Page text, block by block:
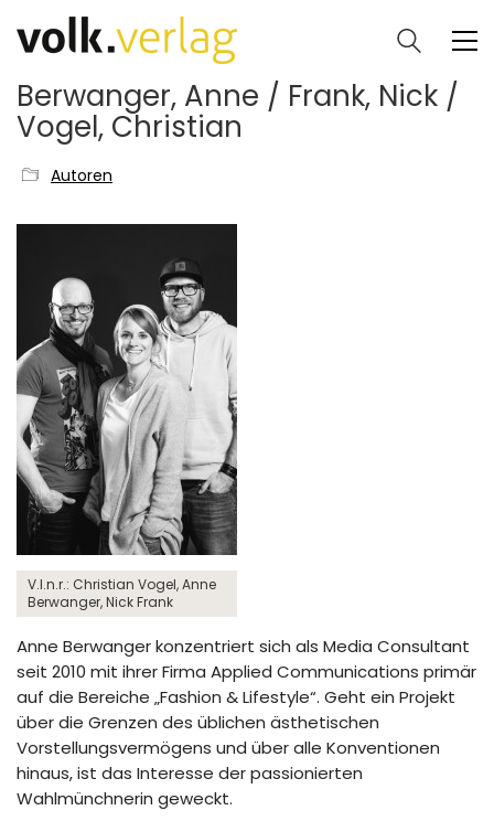
Berwanger, Anne / Frank, Nick /
Vogel, Christian
Autoren
V.l.n.r.: Christian Vogel, Anne
Berwanger, Nick Frank
Anne Berwanger konzentriert sich als Media Consultant
seit 2010 mit ihrer Firma Applied Communications primär
auf die Bereiche „Fashion & Lifestyle“. Geht ein Projekt
über die Grenzen des üblichen ästhetischen
Vorstellungsvermögens und über alle Konventionen
hinaus, ist das Interesse der passionierten
Wahlmünchnerin geweckt.